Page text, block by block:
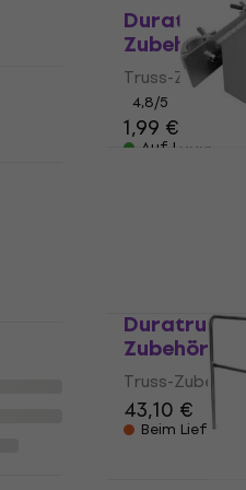
Duratruss
Zubehör
Truss-Zubehör
4,8/5
1,99 €
Auf Lager
Duratruss
Duratruss
Zubehör
Truss-Zubehör
43,10 €
Beim